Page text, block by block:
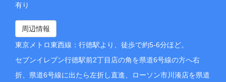
有り
周辺情報
東京メトロ東西線：行徳駅より、徒歩で約5-6分ほど。
セブンイレブン行徳駅前2丁目店の角を県道6号線の方へ右
折、県道6号線に出たら左折し直進、ローソン市川湊店を県道